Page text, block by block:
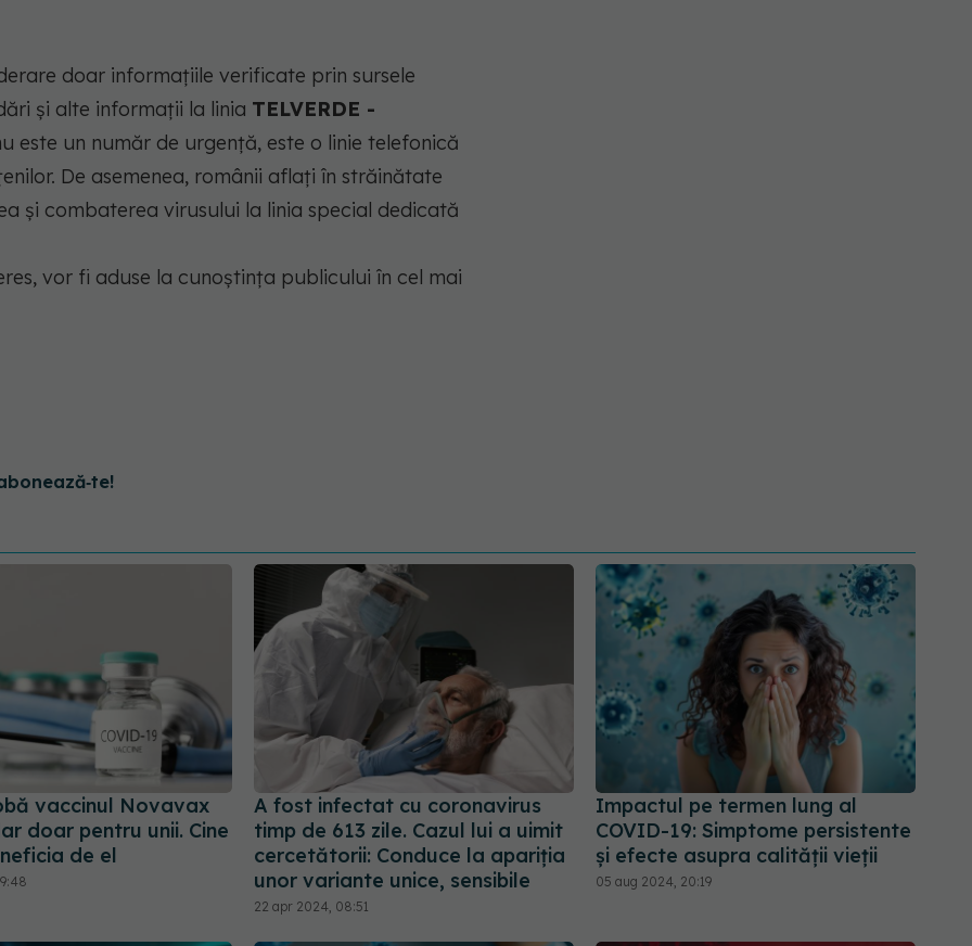
doar informațiile verificate prin sursele
și alte informații la linia TELVERDE -
este un număr de urgență, este o linie telefonică
De asemenea, românii aflați în străinătate
și combaterea virusului la linia special dedicată
vor fi aduse la cunoștința publicului în cel mai
vaccinul Novavax
doar pentru unii. Cine
de el
A fost infectat cu coronavirus
timp de 613 zile. Cazul lui a uimit
cercetătorii: Conduce la apariția
unor variante unice, sensibile
22 apr 2024, 08:51
Impactul pe termen lung al
COVID-19: Simptome persistente
și efecte asupra calității vieții
05 aug 2024, 20:19